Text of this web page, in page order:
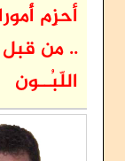
أحزِم
.. من
اللّبُــون